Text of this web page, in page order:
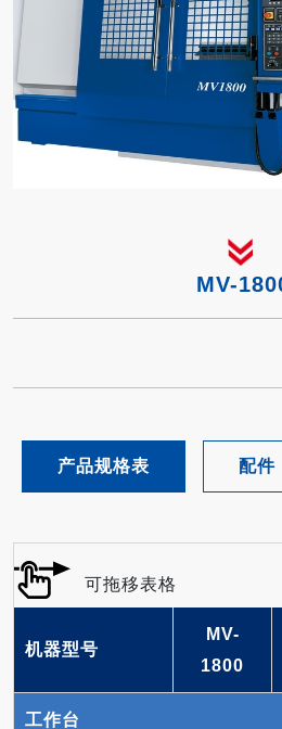
MV-
产品规格表 配件
机器型号
MV-
1800
工作台